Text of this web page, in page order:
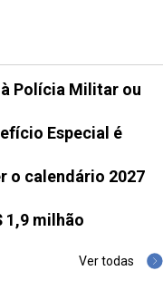
Polícia Militar ou
Especial é
o calendário 2027
1,9 milhão
Ver todas